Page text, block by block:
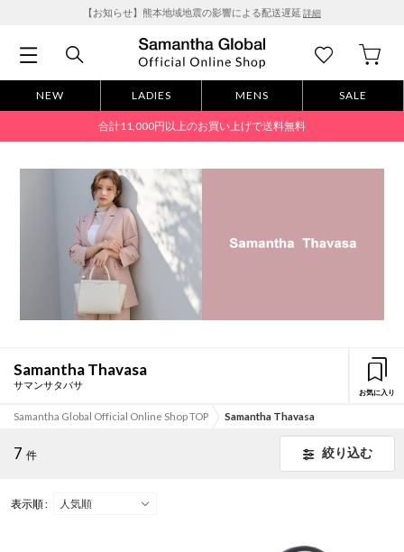
【お知らせ】熊本地域地震の影響による配送遅延 詳細
NEW LADIES MENS SALE
合計11,000円以上のお買い上げで送料無料
Samantha Thavasa
サマンサタバサ
お気に入り
Samantha Global Official Online Shop TOP Samantha Thavasa
7 件 絞り込む
表示順 :